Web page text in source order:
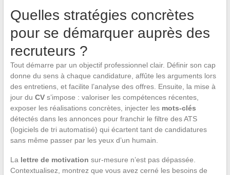
Quelles stratégies concrètes
pour se démarquer auprès des
recruteurs ?
Tout démarre par un objectif professionnel clair. Définir son cap
donne du sens à chaque candidature, affûte les arguments lors
des entretiens, et facilite l’analyse des offres. Ensuite, la mise à
jour du CVs’impose : valoriser les compétences récentes,
exposer les réalisations concrètes, injecter les mots-clés
détectés dans les annonces pour franchir le filtre des ATS
(logiciels de tri automatisé) qui écartent tant de candidatures
sans même passer par les yeux d’un humain.
La lettre de motivation sur-mesure n’est pas dépassée.
Contextualisez, montrez que vous avez cerné les besoins de